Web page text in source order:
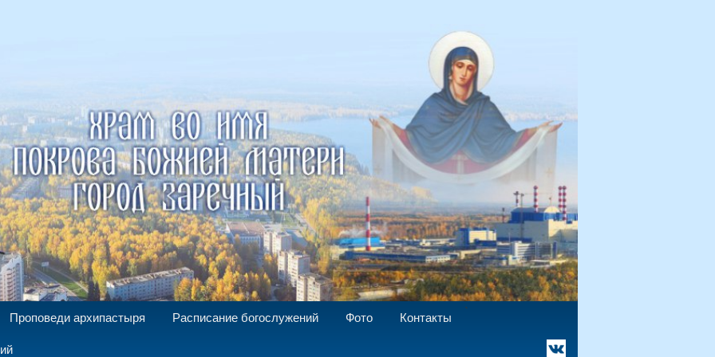
Божией Матери г. Заречный
Проповеди архипастыря Расписание богослужений Фото
Контакты
`